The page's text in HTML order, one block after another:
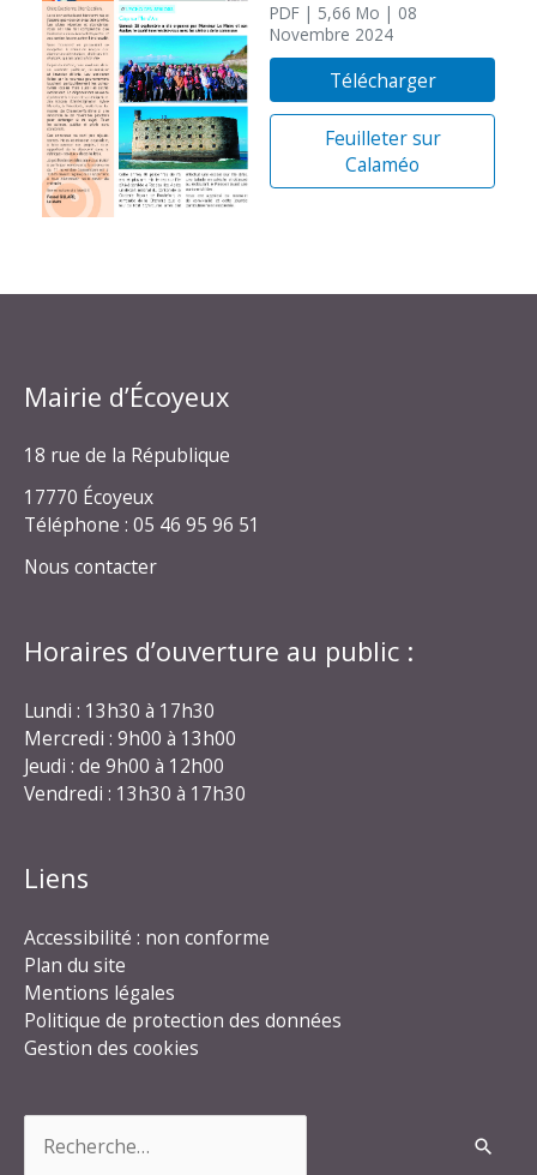
PDF | 5,66 Mo | 08
Novembre 2024
Télécharger
Feuilleter sur
Calaméo
Mairie d’Écoyeux
18 rue de la République
17770 Écoyeux
Téléphone : 05 46 95 96 51
Nous contacter
Horaires d’ouverture au public :
Lundi : 13h30 à 17h30
Mercredi : 9h00 à 13h00
Jeudi : de 9h00 à 12h00
Vendredi : 13h30 à 17h30
Liens
Accessibilité : non conforme
Plan du site
Mentions légales
Politique de protection des données
Gestion des cookies